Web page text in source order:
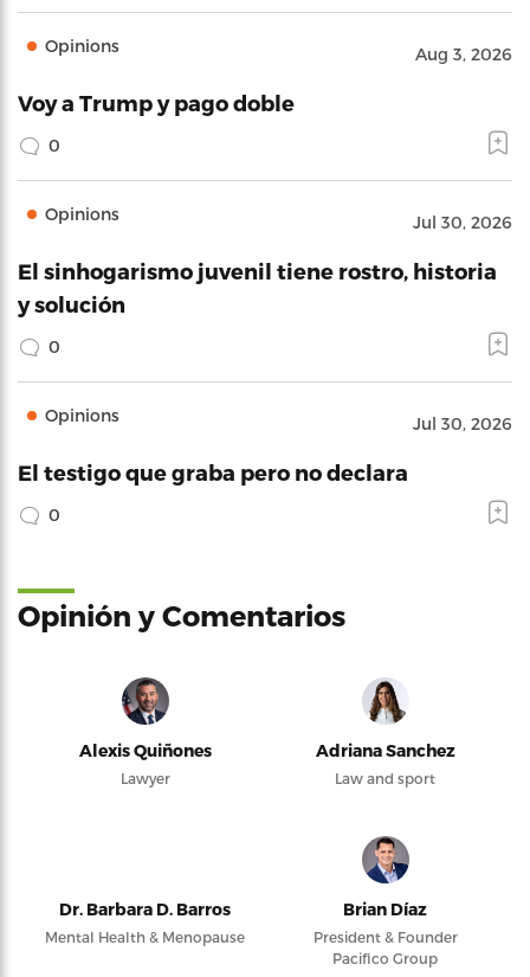
Opinions Aug 3, 2026
Voy a Trump y pago doble
0
Opinions Jul 30, 2026
El sinhogarismo juvenil tiene rostro, historia
y solución
0
Opinions Jul 30, 2026
El testigo que graba pero no declara
0
Opinión y Comentarios
Alexis Quiñones
Lawyer
Adriana Sanchez
Law and sport
Dr. Barbara D. Barros
Mental Health & Menopause
Brian Díaz
President & Founder
Pacifico Group